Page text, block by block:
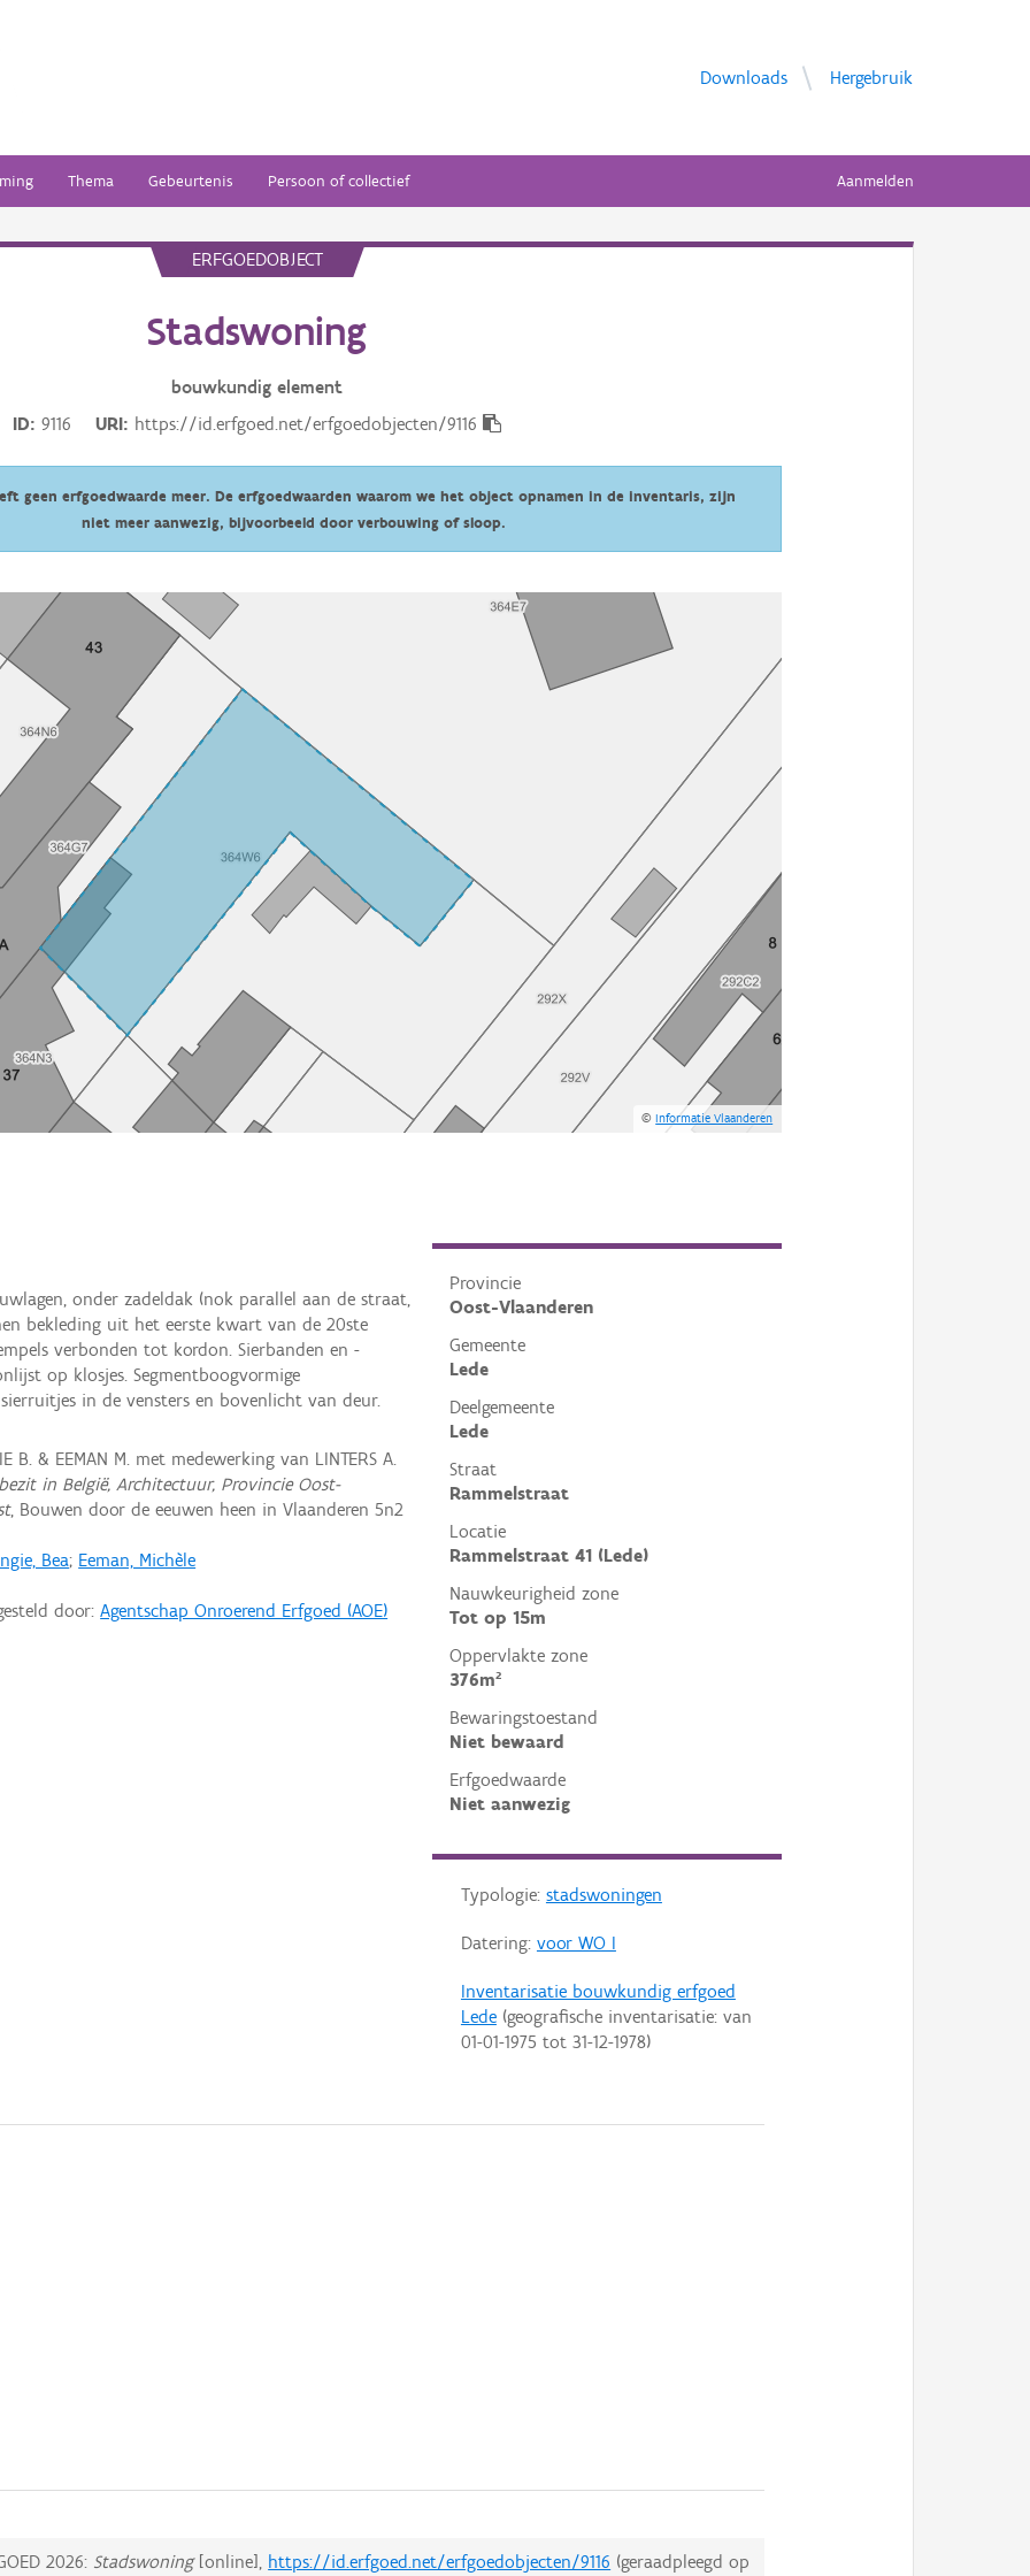
Downloads Hergebruik
Thema Gebeurtenis Persoon of collectief Aanmelden
ERFGOEDOBJECT
Stadswoning
bouwkundig element
ID
9116 URI https://id.erfgoed.net/erfgoedobjecten/9116
geen erfgoedwaarde meer. De erfgoedwaarden waarom we het object opnamen in de inventaris, zijn
niet meer aanwezig, bijvoorbeeld door verbouwing of sloop.
©Informatie Vlaanderen
Provincie
Oost-Vlaanderen
Gemeente
Lede
Deelgemeente
Lede
Straat
Rammelstraat
Locatie
Rammelstraat 41 (Lede)
Nauwkeurigheid zone
Tot op 15m
Oppervlakte zone
376m²
Bewaringstoestand
Niet bewaard
Erfgoedwaarde
Niet aanwezig
Typologie: stadswoningen
Datering: voor WO I
Inventarisatie bouwkundig erfgoed
Lede(geografische inventarisatie: van
01-01-1975 tot 31-12-1978)
onder zadeldak (nok parallel aan de straat,
bekleding uit het eerste kwart van de 20ste
verbonden tot kordon. Sierbanden en -
op klosjes. Segmentboogvormige
in de vensters en bovenlicht van deur.
B. & EEMAN M. met medewerking van LINTERS A.
in België, Architectuur, Provincie Oost-
, Bouwen door de eeuwen heen in Vlaanderen 5n2
Bea; Eeman, Michèle
door:Agentschap Onroerend Erfgoed (AOE)
2026: Stadswoning[online], https://id.erfgoed.net/erfgoedobjecten/9116 (geraadpleegd op